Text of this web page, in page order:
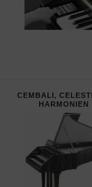
CEMBALI,
HARMONIEN